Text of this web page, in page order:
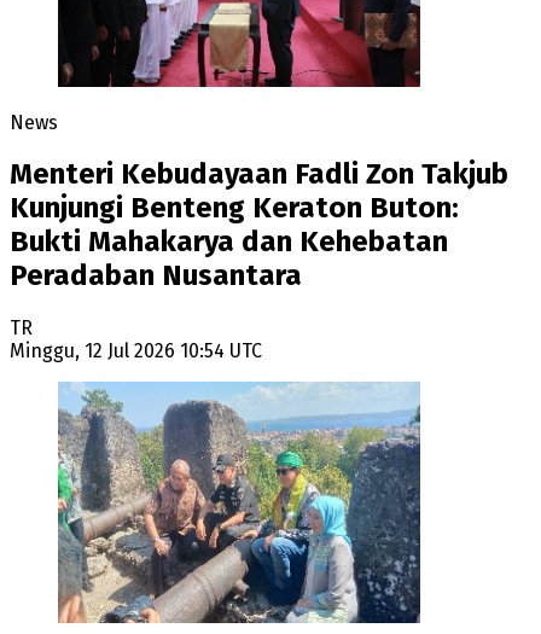
News
Menteri Kebudayaan Fadli Zon Takjub
Kunjungi Benteng Keraton Buton:
Bukti Mahakarya dan Kehebatan
Peradaban Nusantara
TR
Minggu, 12 Jul 2026 10:54 UTC